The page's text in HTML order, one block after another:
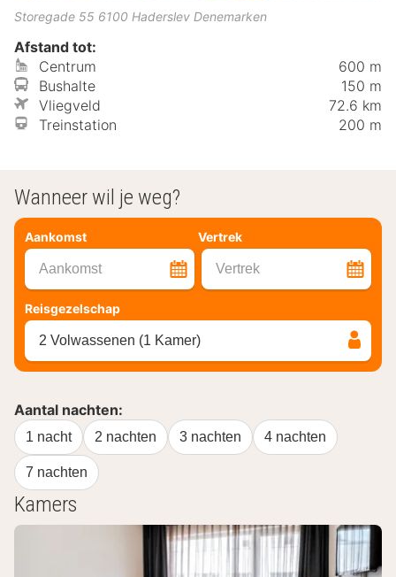
Storegade 55 6100 Haderslev Denemarken
Afstand tot:
Centrum
600 m
Bushalte
150 m
Vliegveld
72.6 km
Treinstation
200 m
Wanneer wil je weg?
Aankomst Vertrek
Aankomst Vertrek
Reisgezelschap
2 Volwassenen (1 Kamer)
Aantal nachten:
1 nacht 2 nachten 3 nachten 4 nachten
7 nachten
Kamers